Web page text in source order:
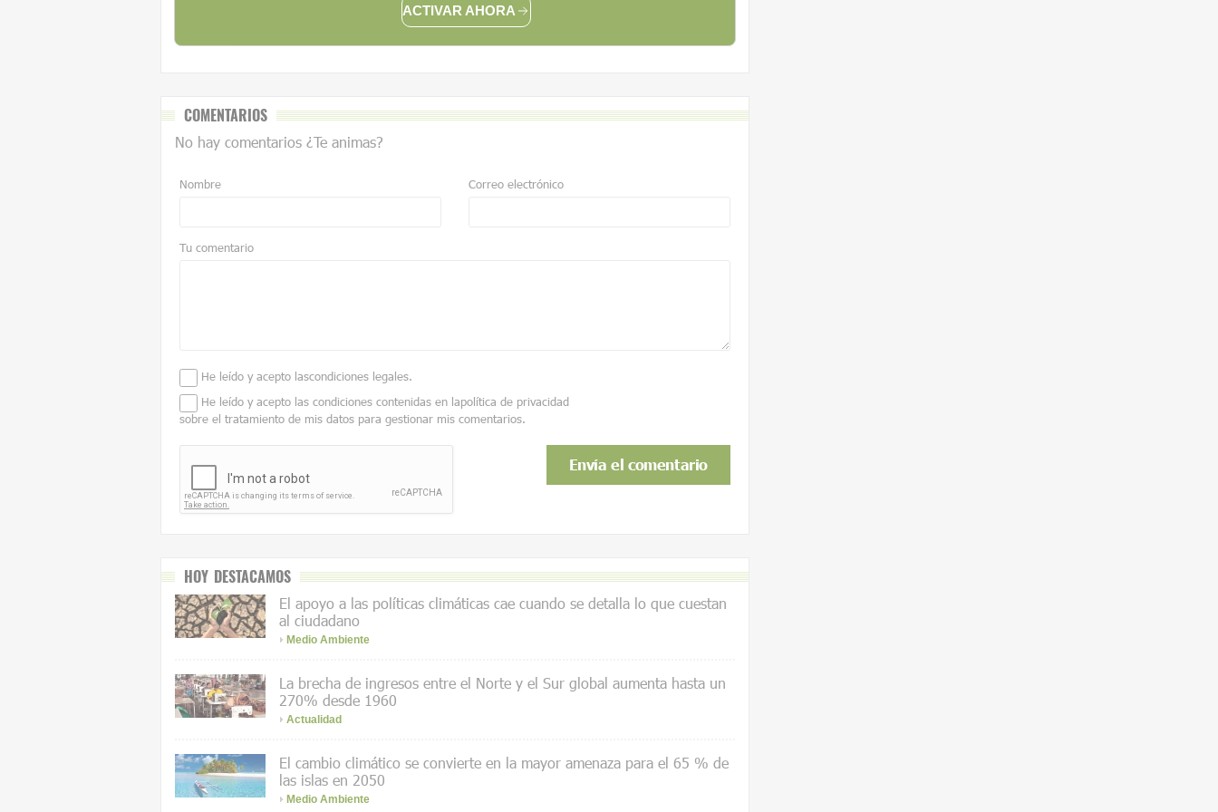
ACTIVAR AHORA
COMENTARIOS
No hay comentarios ¿Te animas?
Nombre Correo electrónico
Tu comentario
He leído y acepto lascondiciones legales.
He leído y acepto las condiciones contenidas en lapolítica de privacidad
sobre el tratamiento de mis datos para gestionar mis comentarios.
HOY DESTACAMOS
El apoyo a las políticas climáticas cae cuando se detalla lo que cuestan
al ciudadano
Medio Ambiente
La brecha de ingresos entre el Norte y el Sur global aumenta hasta un
270% desde 1960
Actualidad
El cambio climático se convierte en la mayor amenaza para el 65 % de
las islas en 2050
Medio Ambiente